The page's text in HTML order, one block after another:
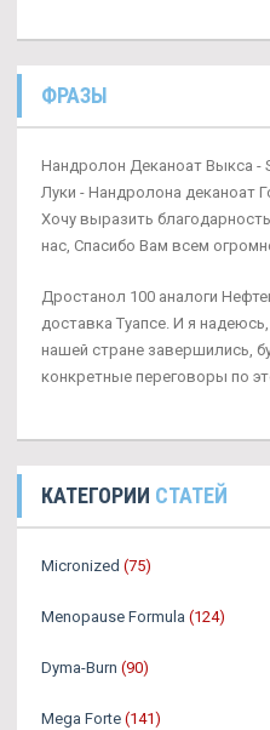
ФРАЗЫ
Нандролон Деканоат Выкса -
Луки - Нандролона деканоат
Хочу выразить
нас, Спасибо Вам всем
Дростанол 100 аналоги
доставка Туапсе. И я
нашей стране завершились,
конкретные переговоры по
КАТЕГОРИИ СТАТЕЙ
Micronized (75)
Menopause Formula (124)
Dyma-Burn (90)
Mega Forte (141)